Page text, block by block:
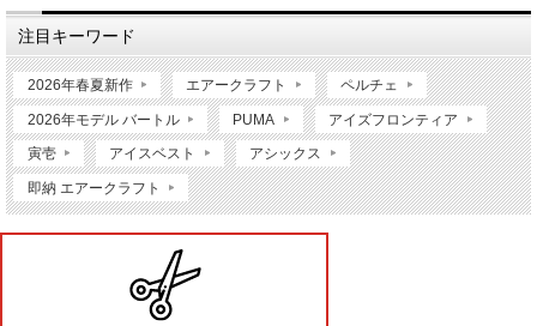
注目キーワード
2026年春夏新作 エアークラフト ペルチェ
2026年モデル バートル PUMA アイズフロンティア
寅壱 アイスベスト アシックス
即納 エアークラフト